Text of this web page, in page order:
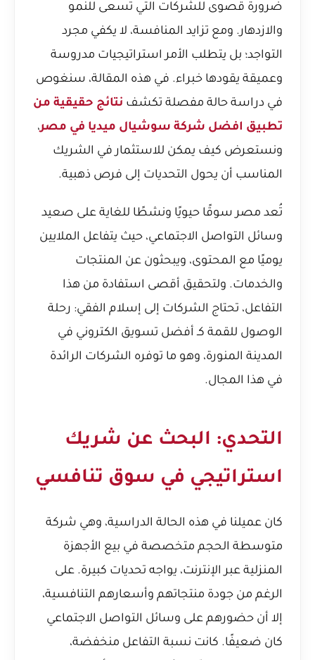
ضرورة قصوى للشركات التي تسعى للنمو
والازدهار. ومع تزايد المنافسة، لا يكفي مجرد
التواجد؛ بل يتطلب الأمر استراتيجيات مدروسة
وعميقة يقودها خبراء. في هذه المقالة، سنغوص
في دراسة حالة مفصلة تكشف نتائج حقيقية من
تطبيق افضل شركة سوشيال ميديا في مصر،
ونستعرض كيف يمكن للاستثمار في الشريك
المناسب أن يحول التحديات إلى فرص ذهبية.
تُعد مصر سوقًا حيويًا ونشطًا للغاية على صعيد
وسائل التواصل الاجتماعي، حيث يتفاعل الملايين
يوميًا مع المحتوى، ويبحثون عن المنتجات
والخدمات. ولتحقيق أقصى استفادة من هذا
التفاعل، تحتاج الشركات إلى إسلام الفقي: رحلة
الوصول للقمة كـ أفضل تسويق الكتروني في
المدينة المنورة، وهو ما توفره الشركات الرائدة
في هذا المجال.
التحدي: البحث عن شريك
استراتيجي في سوق تنافسي
كان عميلنا في هذه الحالة الدراسية، وهي شركة
متوسطة الحجم متخصصة في بيع الأجهزة
المنزلية عبر الإنترنت، يواجه تحديات كبيرة. على
الرغم من جودة منتجاتهم وأسعارهم التنافسية،
إلا أن حضورهم على وسائل التواصل الاجتماعي
كان ضعيفًا. كانت نسبة التفاعل منخفضة،